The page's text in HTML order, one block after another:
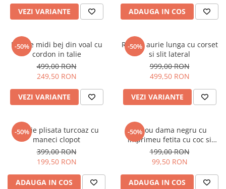
VEZI VARIANTE ADAUGA IN COS
-50%
Rochie midi bej din voal cu
cordon in talie
499,00 RON
249,50 RON
VEZI VARIANTE
-50%
Rochie aurie lunga cu corset
si slit lateral
999,00 RON
499,50 RON
VEZI VARIANTE
-50%
Rochie plisata turcoaz cu
maneci clopot
399,00 RON
199,50 RON
ADAUGA IN COS
-50%
Tricou dama negru cu
imprimeu fetita cu coc si
ochelari albastrii
199,00 RON
99,50 RON
ADAUGA IN COS